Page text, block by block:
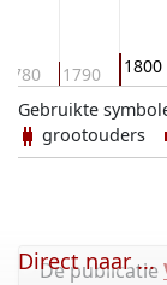
1780 1790 1800
Gebruikte
grootouders
De publicatie
Direct naar ...